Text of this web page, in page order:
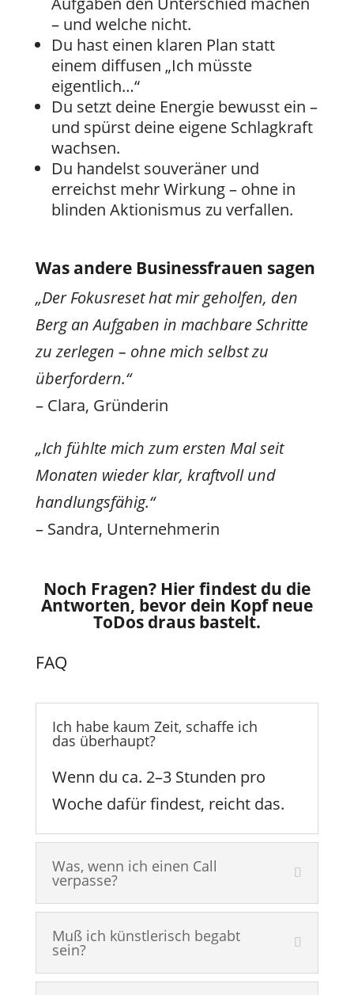
– und welche nicht.
Du hast einen klaren Plan statt
einem diffusen „Ich müsste
eigentlich…“
Du setzt deine Energie bewusst ein –
und spürst deine eigene Schlagkraft
wachsen.
Du handelst souveräner und
erreichst mehr Wirkung – ohne in
blinden Aktionismus zu verfallen.
Was andere Businessfrauen sagen
„Der Fokusreset hat mir geholfen, den
Berg an Aufgaben in machbare Schritte
zu zerlegen – ohne mich selbst zu
überfordern.“
– Clara, Gründerin
„Ich fühlte mich zum ersten Mal seit
Monaten wieder klar, kraftvoll und
handlungsfähig.“
– Sandra, Unternehmerin
Noch Fragen? Hier findest du die
Antworten, bevor dein Kopf neue
ToDos draus bastelt.
FAQ
Ich habe kaum Zeit, schaffe ich
das überhaupt?
Wenn du ca. 2–3 Stunden pro
Woche dafür findest, reicht das.
Was, wenn ich einen Call
verpasse?
Muß ich künstlerisch begabt
sein?